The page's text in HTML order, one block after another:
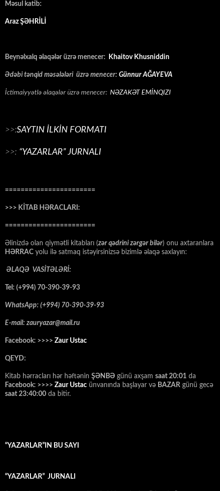
Məsul katib:
Araz ŞƏHRİLİ
Beynəlxalq əlaqələr üzrə menecer: Khaitov Khusniddin
Ədəbi tənqid məsələləri üzrə menecer: Günnur AĞAYEVA
İctimaiyyətlə əlaqələr üzrə menecer: NƏZAKƏT EMİNQIZI
>>:SAYTIN İLKİN FORMATI
>>: “YAZARLAR” JURNALI
=======================
>>> KİTAB HƏRACLARI:
=======================
Əlinizdə olan qiymətli kitabları (zər qədrini zərgər bilər) onu axtaranlara
HƏRRAC yolu ilə satmaq istəyirsinizsə bizimlə əlaqə saxlayın:
ƏLAQƏ VASİTƏLƏRİ:
Tel: (+994) 70-390-39-93
WhatsApp: (+994) 70-390-39-93
E-mail: zauryazar@mail.ru
Facebook: >>>> Zaur Ustac
QEYD:
Kitab hərracları hər həftənin ŞƏNBƏ günü axşam saat 20:01 da
Facebook: >>>> Zaur Ustac ünvanında başlayar və BAZAR günü gecə
saat 23:40:00 da bitir.
“YAZARLAR”IN BU SAYI
“YAZARLAR” JURNALI